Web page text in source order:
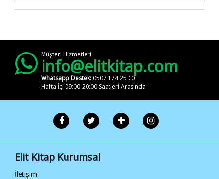
Müşteri Hizmetleri
info@elitkitap.com
Whatsapp Destek: 0507 174 25 00
Hafta İçi 09:00-20:00 Saatleri Arasında
Elit Kitap Kurumsal
İletişim